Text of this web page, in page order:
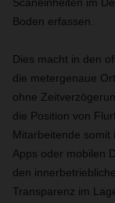
Boden erfassen.
Dies macht in den
die metergenaue
ohne
die Position von
Mitarbeitende somit
Apps oder mobilen
den
Transparenz im